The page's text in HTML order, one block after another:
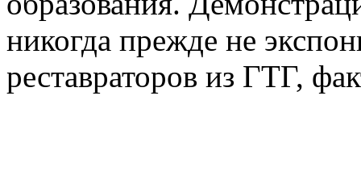
никогда прежде не
реставраторов из ГТГ,